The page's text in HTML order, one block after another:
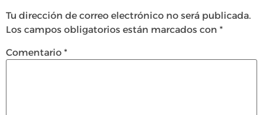
Tu dirección de correo electrónico no será publicada.
Los campos obligatorios están marcados con *
Comentario *